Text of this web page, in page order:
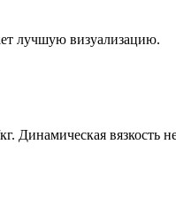
лучшую визуализацию.
Динамическая вязкость